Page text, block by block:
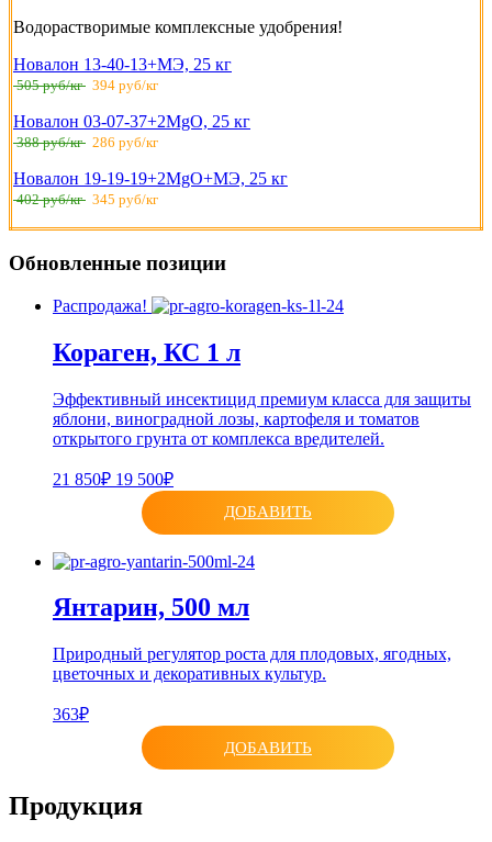
Водорастворимые комплексные удобрения!
Новалон 13-40-13+МЭ, 25 кг
505 руб/кг 394 руб/кг
Новалон 03-07-37+2MgO, 25 кг
388 руб/кг 286 руб/кг
Новалон 19-19-19+2MgO+МЭ, 25 кг
402 руб/кг 345 руб/кг
Обновленные позиции
Распродажа!
Кораген, КС 1 л
Эффективный инсектицид премиум класса для защиты
яблони, виноградной лозы, картофеля и томатов
открытого грунта от комплекса вредителей.
21 850₽ 19 500₽
ДОБАВИТЬ
Янтарин, 500 мл
Природный регулятор роста для плодовых, ягодных,
цветочных и декоративных культур.
363₽
ДОБАВИТЬ
Продукция